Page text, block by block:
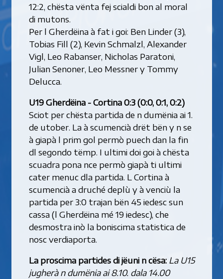
12:2, chësta vënta fej scialdi bon al moral
di mutons.
Per l Gherdëina à fat i goi: Ben Linder (3),
Tobias Fill (2), Kevin Schmalzl, Alexander
Vigl, Leo Rabanser, Nicholas Paratoni,
Julian Senoner, Leo Messner y Tommy
Delucca.
U19 Gherdëina - Cortina 0:3 (0:0, 0:1, 0:2)
Sciot per chësta partida de n dumënia ai 1.
de utober. La à scumencià drët bën y n se
à giapà l prim gol permò puech dan la fin
dl segondo tëmp. I ultimi doi goi à chësta
scuadra pona nce permò giapà ti ultimi
cater menuc dla partida. L Cortina à
scumencià a druché deplù y à venciù la
partida per 3:0 trajan bën 45 iedesc sun
cassa (l Gherdëina mé 19 iedesc), che
desmostra inò la boniscima statistica de
nosc verdiaporta.
La proscima partides di jëuni n cësa:La U15
jugherà n dumënia ai 8.10. dala 14.00